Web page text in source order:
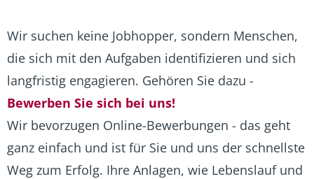
Wir suchen keine Jobhopper, sondern Menschen,
die sich mit den Aufgaben identifizieren und sich
langfristig engagieren. Gehören Sie dazu -
Bewerben Sie sich bei uns!
Wir bevorzugen Online-Bewerbungen - das geht
ganz einfach und ist für Sie und uns der schnellste
Weg zum Erfolg. Ihre Anlagen, wie Lebenslauf und